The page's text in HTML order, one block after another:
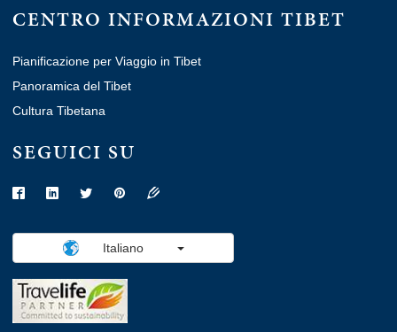
CENTRO INFORMAZIONI TIBET
Pianificazione per Viaggio in Tibet
Panoramica del Tibet
Cultura Tibetana
SEGUICI SU
Italiano